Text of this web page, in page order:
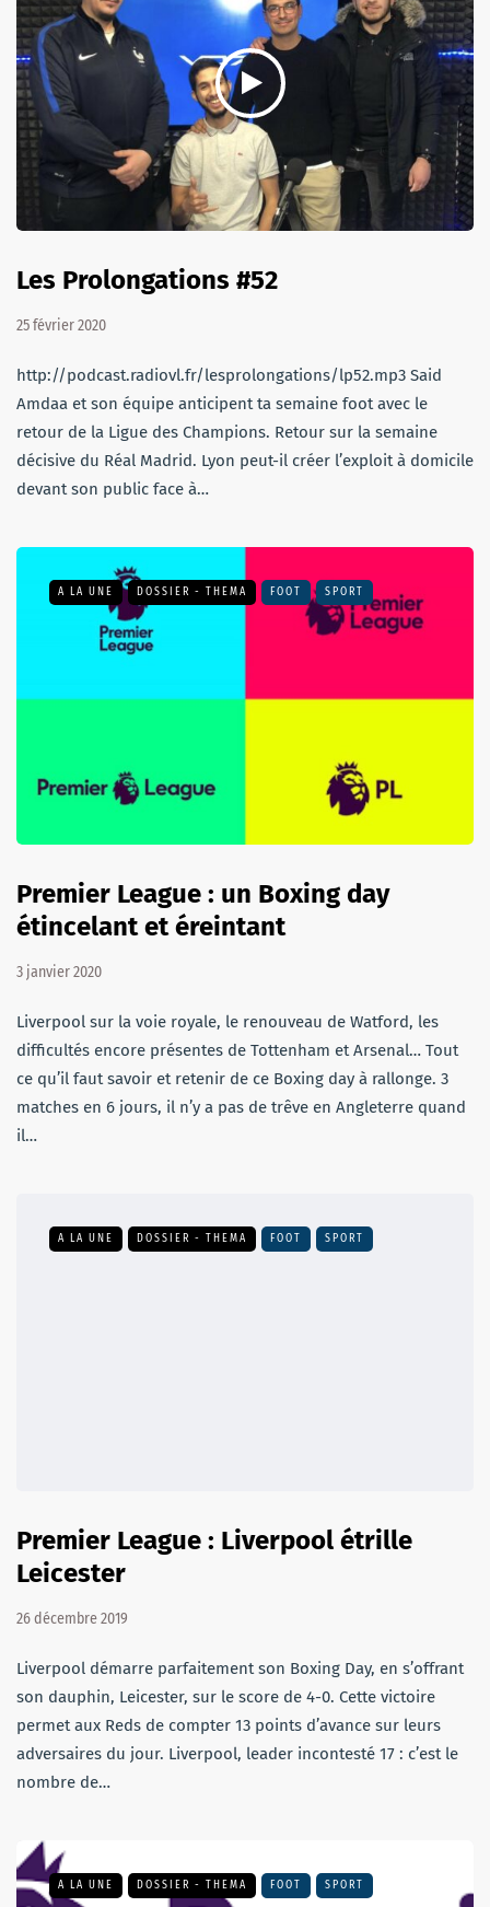
Les Prolongations #52
25 février 2020
http://podcast.radiovl.fr/lesprolongations/lp52.mp3 Said
Amdaa et son équipe anticipent ta semaine foot avec le
retour de la Ligue des Champions. Retour sur la semaine
décisive du Réal Madrid. Lyon peut-il créer l’exploit à domicile
devant son public face à…
A LA UNE DOSSIER - THEMA FOOT SPORT
Premier League : un Boxing day
étincelant et éreintant
3 janvier 2020
Liverpool sur la voie royale, le renouveau de Watford, les
difficultés encore présentes de Tottenham et Arsenal… Tout
ce qu’il faut savoir et retenir de ce Boxing day à rallonge. 3
matches en 6 jours, il n’y a pas de trêve en Angleterre quand
il…
A LA UNE DOSSIER - THEMA FOOT SPORT
Premier League : Liverpool étrille
Leicester
26 décembre 2019
Liverpool démarre parfaitement son Boxing Day, en s’offrant
son dauphin, Leicester, sur le score de 4-0. Cette victoire
permet aux Reds de compter 13 points d’avance sur leurs
adversaires du jour. Liverpool, leader incontesté 17 : c’est le
nombre de…
A LA UNE DOSSIER - THEMA FOOT SPORT